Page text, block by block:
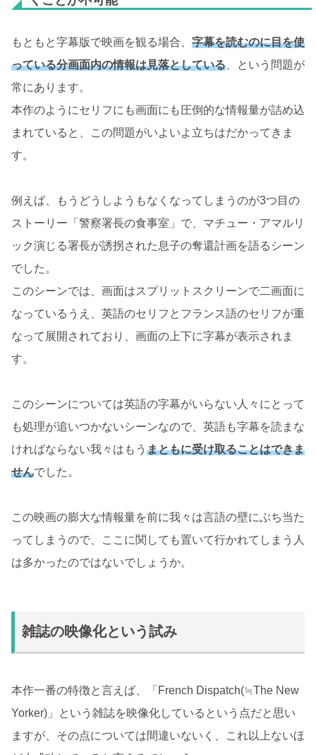
もともと字幕版で映画を観る場合、 字幕を読むのに目を使
っている分画面内の情報は見落としている 、という問題が
常にあります。
本作のようにセリフにも画面にも圧倒的な情報量が詰め込
まれていると、この問題がいよいよ立ちはだかってきま
す。
例えば、もうどうしようもなくなってしまうのが3つ目の
ストーリー「警察署長の食事室」で、マチュー・アマルリ
ック演じる署長が誘拐された息子の奪還計画を語るシーン
でした。
このシーンでは、画面はスプリットスクリーンで二画面に
なっているうえ、英語のセリフとフランス語のセリフが重
なって展開されており、画面の上下に字幕が表示されま
す。
このシーンについては英語の字幕がいらない人々にとって
も処理が追いつかないシーンなので、英語も字幕を読まな
ければならない我々はもう まともに受け取ることはできま
せんでした。
この映画の膨大な情報量を前に我々は言語の壁にぶち当た
ってしまうので、ここに関しても置いて行かれてしまう人
は多かったのではないでしょうか。
雑誌の映像化という試み
本作一番の特徴と言えば、「French Dispatch(≒The New
Yorker)」という雑誌を映像化しているという点だと思い
ますが、その点については間違いないく、これ以上ないほ